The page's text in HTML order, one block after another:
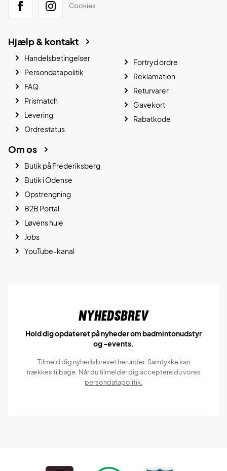
Cookies
Hjælp & kontakt
Handelsbetingelser
Persondatapolitik
FAQ
Prismatch
Levering
Ordrestatus
Fortryd ordre
Reklamation
Returvarer
Gavekort
Rabatkode
Om os
Butik på Frederiksberg
Butik i Odense
Opstrengning
B2B Portal
Løvens hule
Jobs
YouTube-kanal
Nyhedsbrev
Hold dig opdateret på nyheder om badmintonudstyr
og -events.
Tilmeld dig nyhedsbrevet herunder. Samtykke kan
trækkes tilbage. Når du tilmelder dig acceptere du vores
persondatapolitik.